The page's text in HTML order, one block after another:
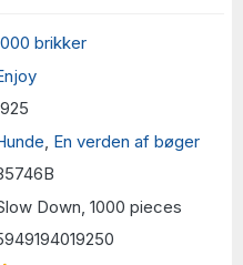
brikker
En verden af bøger
Down, 1000 pieces